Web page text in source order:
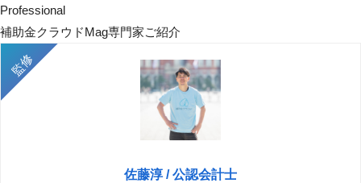
Professional
補助金クラウドMag専門家ご紹介
佐藤淳 / 公認会計士